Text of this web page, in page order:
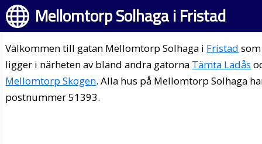
Mellomtorp Solhaga i Fristad
Välkommen till gatan Mellomtorp Solhaga i Fristad som
ligger i närheten av bland andra gatorna Tämta Ladås
Mellomtorp Skogen. Alla hus på Mellomtorp Solhaga
postnummer 51393.